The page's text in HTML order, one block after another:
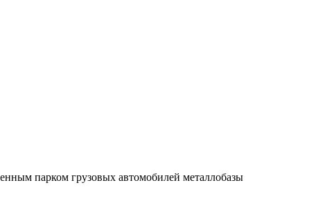
парком грузовых автомобилей металлобазы